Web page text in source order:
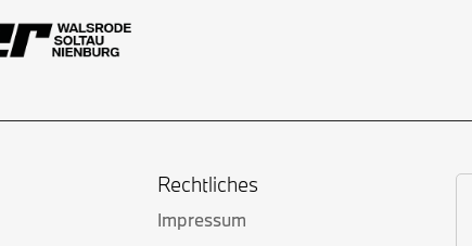
Rechtliches
Impressum